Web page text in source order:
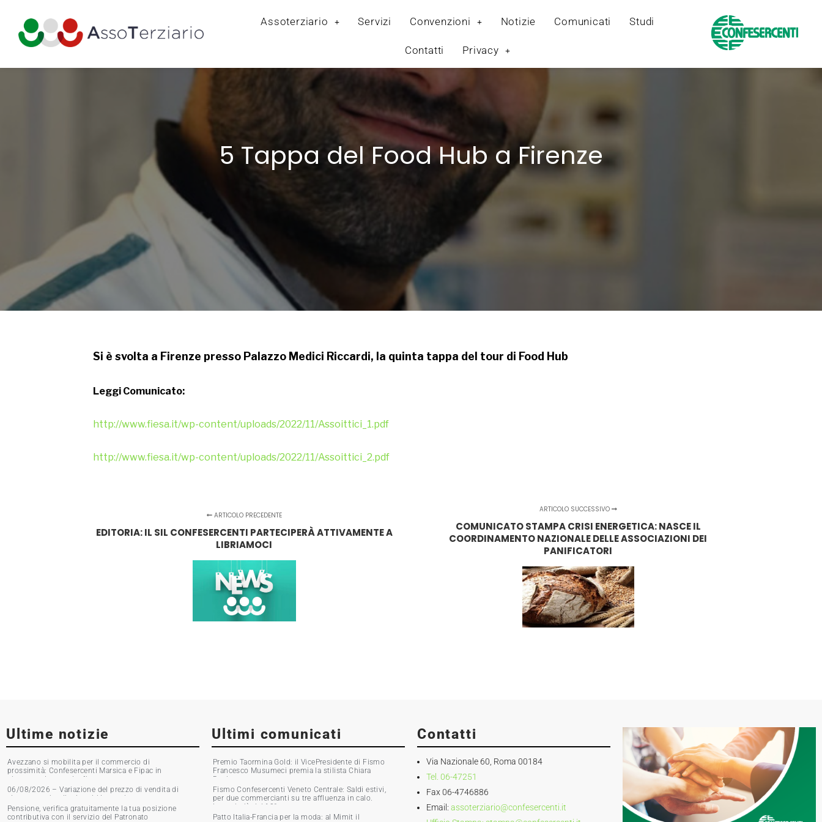
Assoterziario Servizi Convenzioni Notizie Comunicati Studi
Contatti Privacy
5 Tappa del Food Hub a Firenze
Si è svolta a Firenze presso Palazzo Medici Riccardi, la quinta tappa del tour di Food Hub
Leggi Comunicato:
http://www.fiesa.it/wp-content/uploads/2022/11/Assoittici_1.pdf
http://www.fiesa.it/wp-content/uploads/2022/11/Assoittici_2.pdf
ARTICOLO PRECEDENTE
EDITORIA: IL SIL CONFESERCENTI PARTECIPERÀ ATTIVAMENTE A
LIBRIAMOCI
ARTICOLO SUCCESSIVO
COMUNICATO STAMPA CRISI ENERGETICA: NASCE IL
COORDINAMENTO NAZIONALE DELLE ASSOCIAZIONI DEI
PANIFICATORI
Ultime notizie
Avezzano si mobilita per il commercio di
prossimità: Confesercenti Marsica e Fipac in
piazza per la raccolta firme
06/08/2026 – Variazione del prezzo di vendita di
alcune marche di tabacchi lavorati
Pensione, verifica gratuitamente la tua posizione
contributiva con il servizio del Patronato
Ultimi comunicati
Premio Taormina Gold: il VicePresidente di Fismo
Francesco Musumeci premia la stilista Chiara
Boni
Fismo Confesercenti Veneto Centrale: Saldi estivi,
per due commercianti su tre affluenza in calo.
Incassi giù del 10%
Patto Italia-Francia per la moda: al Mimit il
Contatti
Via Nazionale 60, Roma 00184
Tel. 06-47251
Fax 06-4746886
Email: assoterziario@confesercenti.it